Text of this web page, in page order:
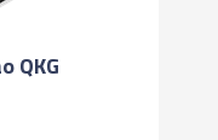
QKG